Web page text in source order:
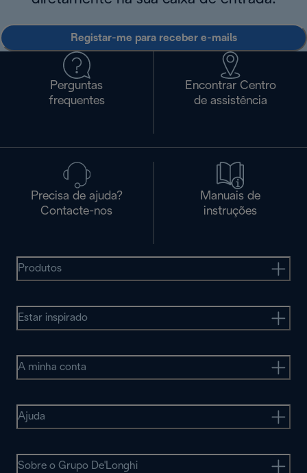
Registar-me para receber e-mails
Perguntas
frequentes
Encontrar Centro
de assistência
Precisa de ajuda?
Contacte-nos
Manuais de
instruções
Produtos
Estar inspirado
A minha conta
Ajuda
Sobre o Grupo De'Longhi